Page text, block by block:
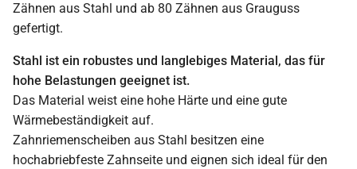
Zähnen aus Stahl und ab 80 Zähnen aus Grauguss
gefertigt.
Stahl ist ein robustes und langlebiges Material, das für
hohe Belastungen geeignet ist.
Das Material weist eine hohe Härte und eine gute
Wärmebeständigkeit auf.
Zahnriemenscheiben aus Stahl besitzen eine
hochabriebfeste Zahnseite und eignen sich ideal für den